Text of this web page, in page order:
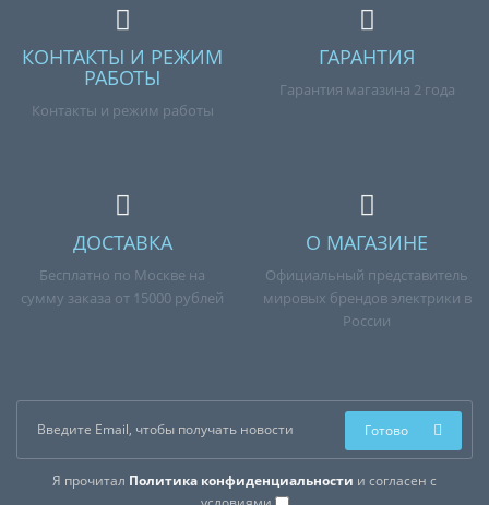
КОНТАКТЫ И РЕЖИМ
РАБОТЫ
Контакты и режим работы
ГАРАНТИЯ
Гарантия магазина 2 года
ДОСТАВКА
Бесплатно по Москве на
сумму заказа от 15000 рублей
О МАГАЗИНЕ
Официальный представитель
мировых брендов электрики в
России
Я прочитал Политика конфиденциальности и согласен с
Готово